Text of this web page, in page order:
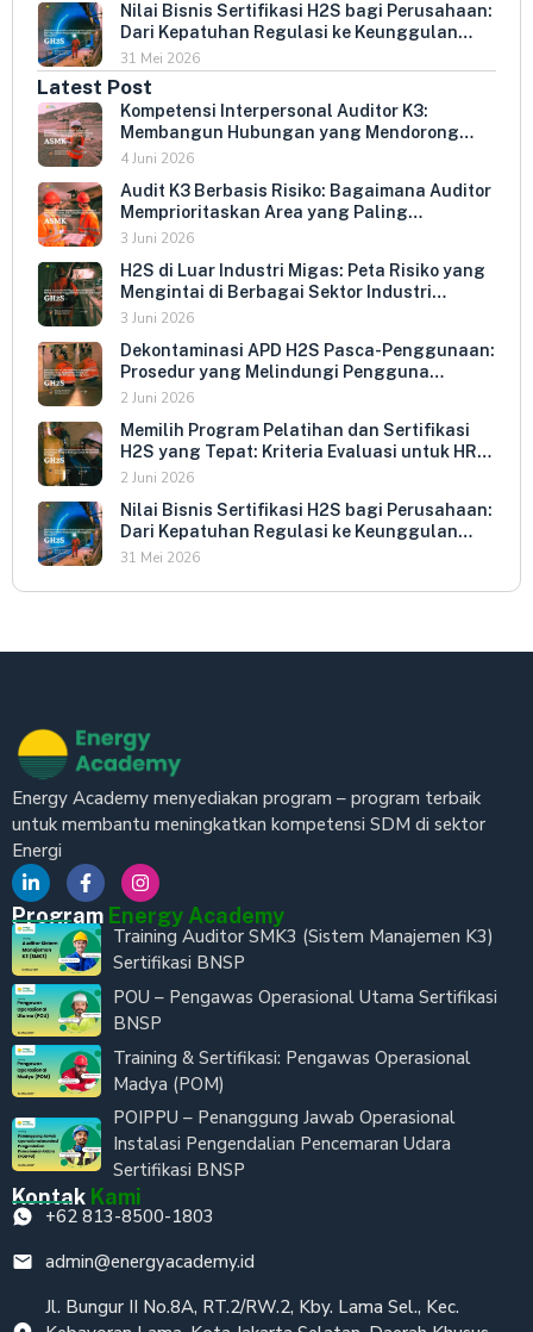
Nilai Bisnis Sertifikasi H2S bagi Perusahaan:
Dari Kepatuhan Regulasi ke Keunggulan
Kompetitif
31 Mei 2026
Latest Post
Kompetensi Interpersonal Auditor K3:
Membangun Hubungan yang Mendorong
Keterbukaan dan Kepatuhan Sukarela
4 Juni 2026
Audit K3 Berbasis Risiko: Bagaimana Auditor
Memprioritaskan Area yang Paling
Menentukan Kepatuhan Perusahaan
3 Juni 2026
H2S di Luar Industri Migas: Peta Risiko yang
Mengintai di Berbagai Sektor Industri
Indonesia
3 Juni 2026
Dekontaminasi APD H2S Pasca-Penggunaan:
Prosedur yang Melindungi Pengguna
Berikutnya dan Memperpanjang Umur
2 Juni 2026
Memilih Program Pelatihan dan Sertifikasi
H2S yang Tepat: Kriteria Evaluasi untuk HR
dan HSE Manager
2 Juni 2026
Nilai Bisnis Sertifikasi H2S bagi Perusahaan:
Dari Kepatuhan Regulasi ke Keunggulan
Kompetitif
31 Mei 2026
Energy Academy menyediakan program – program terbaik
untuk membantu meningkatkan kompetensi SDM di sektor
Energi
Program Energy Academy
Training Auditor SMK3 (Sistem Manajemen K3)
Sertifikasi BNSP
POU – Pengawas Operasional Utama Sertifikasi
BNSP
Training & Sertifikasi: Pengawas Operasional
Madya (POM)
POIPPU – Penanggung Jawab Operasional
Instalasi Pengendalian Pencemaran Udara
Sertifikasi BNSP
Kontak Kami
+62 813-8500-1803
admin@energyacademy.id
Jl. Bungur II No.8A, RT.2/RW.2, Kby. Lama Sel., Kec.